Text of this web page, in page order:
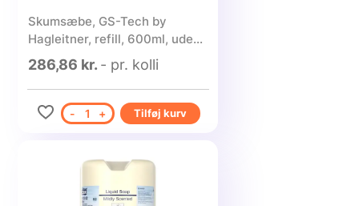
Skumsæbe, GS-Tech by
Hagleitner, refill, 600ml, uden
farve, med duft - 6 stk.
286,86 kr. - pr. kolli
- 1 + Tilføj kurv